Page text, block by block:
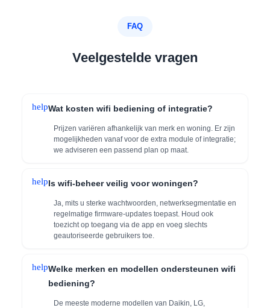
FAQ
Veelgestelde vragen
helpWat kosten wifi bediening of integratie?
Prijzen variëren afhankelijk van merk en woning. Er zijn
mogelijkheden vanaf voor de extra module of integratie;
we adviseren een passend plan op maat.
helpIs wifi-beheer veilig voor woningen?
Ja, mits u sterke wachtwoorden, netwerksegmentatie en
regelmatige firmware-updates toepast. Houd ook
toezicht op toegang via de app en voeg slechts
geautoriseerde gebruikers toe.
helpWelke merken en modellen ondersteunen wifi
bediening?
De meeste moderne modellen van Daikin, LG,